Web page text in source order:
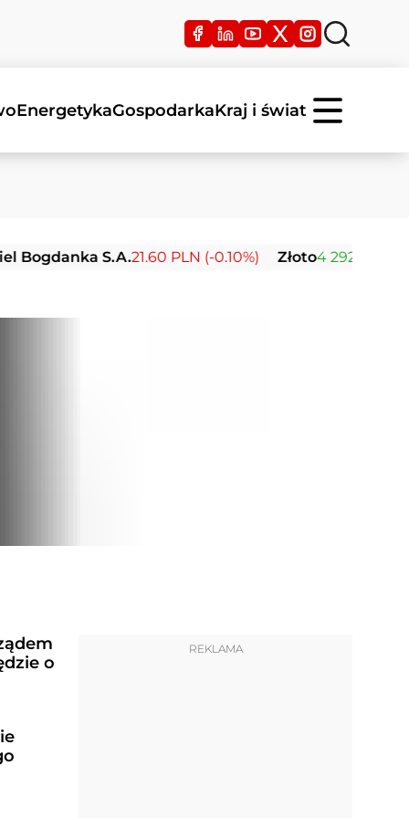
EnergetykaGospodarkaKraj i świat
S.A. 21.60 PLN (-0.10%) Złoto4 292.65 USD
o
REKLAMA